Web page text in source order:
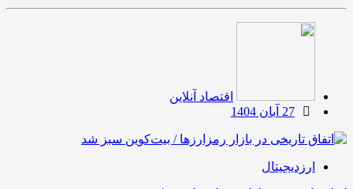
اقتصاد آنلاین
27 آبان 1404
ارزدیجیتال